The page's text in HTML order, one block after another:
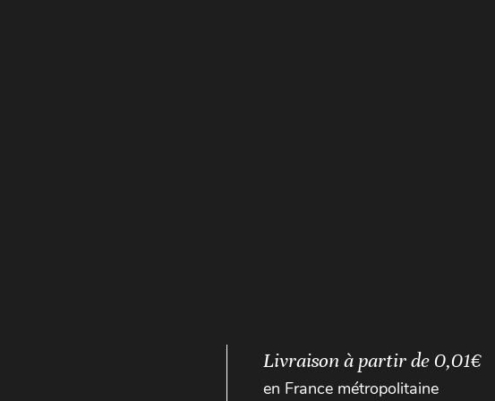
Livraison à partir de 0,01€
en France métropolitaine